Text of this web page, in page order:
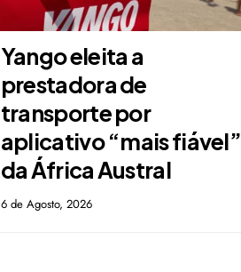
Yango eleita a
prestadora de
transporte por
aplicativo “mais fiável”
da África Austral
6 de Agosto, 2026